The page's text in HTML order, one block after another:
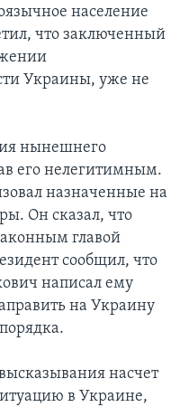
население
что заключенный
Украины, уже не
нынешнего
его нелегитимным.
назначенные на
Он сказал, что
главой
сообщил, что
написал ему
на Украину
насчет
в Украине,